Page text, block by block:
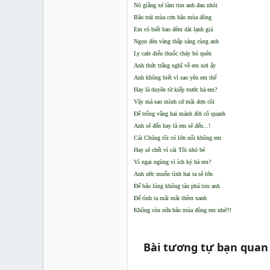
Nó giằng xé làm tim anh đau nhói
Bão trái mùa cơn bão mùa đông
Em có biết bao đêm dài lạnh giá
Ngọn đèn vàng thắp sáng cùng anh
Ly cafe điếu thuốc cháy bỏ quên
Anh thức trắng nghĩ về em nơi ấy
Anh không biết vì sao yêu em thế
Hay là duyên từ kiếp trước hả em?
Vậy mà sao mình cứ mãi đơn côi
Để trống vắng hai mảnh đời cô quạnh
Anh sẽ đến hay là em sẽ đến...!
Cái Chúng tôi có lớn nổi không em
Hay sẽ chết vì cái Tôi nhỏ bé
Vì ngại ngùng vì ích kỷ hả em?
Anh ước muốn tình hai ta sẽ lớn
Để bão lòng không tàn phá tim anh
Để tình ta mãi mãi thêm xanh
Không còn nữa bão mùa đông em nhé!!!
Bài tương tự bạn